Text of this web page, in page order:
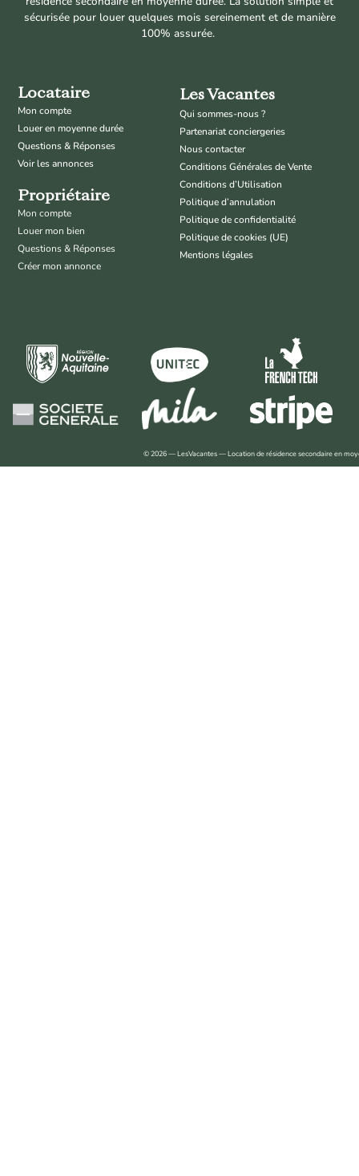
sécurisée pour louer quelques mois sereinement et de manière
100% assurée.
Locataire
Mon compte
Louer en moyenne durée
Questions & Réponses
Voir les annonces
Propriétaire
Mon compte
Louer mon bien
Questions & Réponses
Créer mon annonce
Les Vacantes
Qui sommes-nous ?
Partenariat conciergeries
Nous contacter
Conditions Générales de Vente
Conditions d’Utilisation
Politique d’annulation
Politique de confidentialité
Politique de cookies (UE)
Mentions légales
© 2026 — LesVacantes — Location de résidence secondaire en